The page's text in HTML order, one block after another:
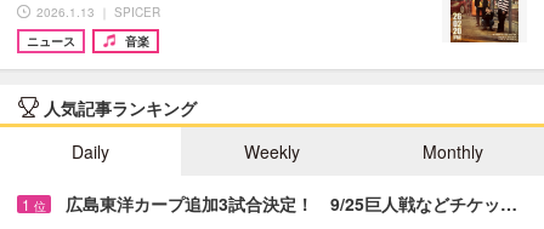
2026.1.13 ｜ SPICER
ニュース
音楽
人気記事ランキング
Daily
Weekly Monthly
1 位 広島東洋カープ追加3試合決定！ 9/25巨人戦などチケッ…